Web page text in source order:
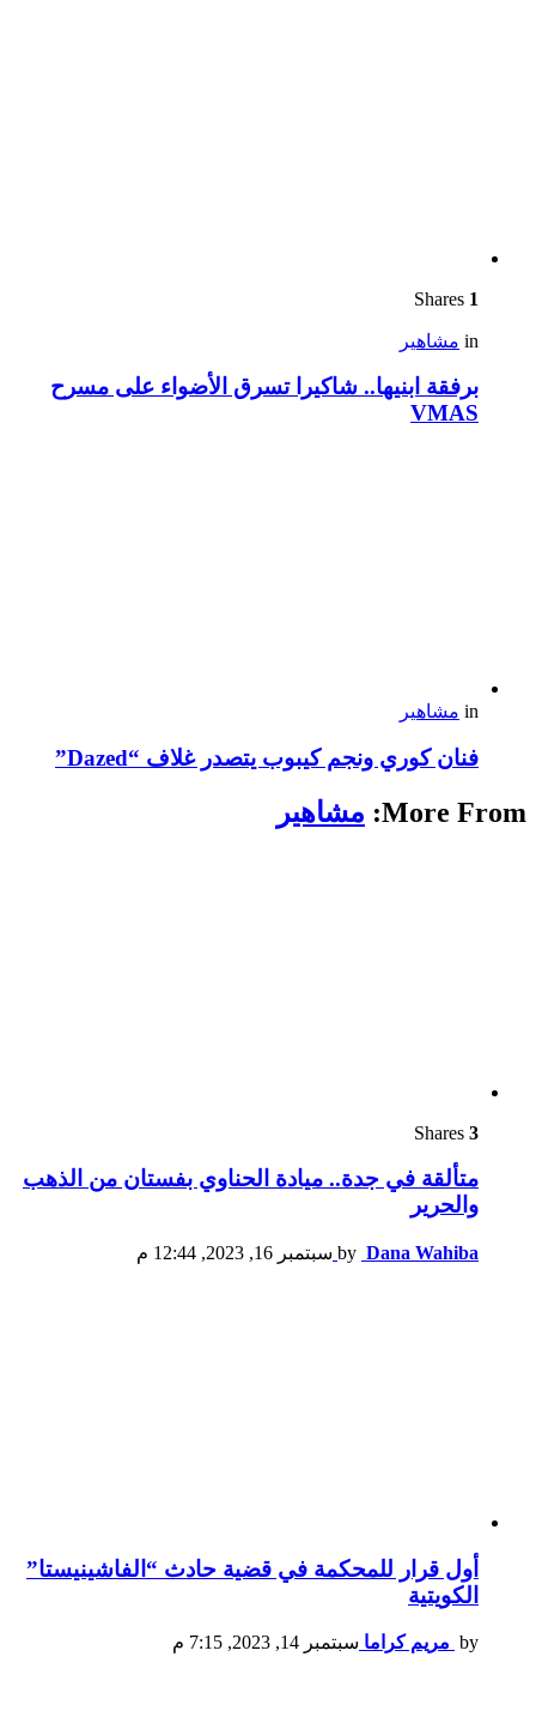
1
in مشاهير
برفقة ابنيها.. شاكيرا تسرق الأضواء على مسرح
VMAS
in مشاهير
فنان كوري ونجم كيبوب يتصدر غلاف “Dazed”
More From: مشاهير
3
متألقة في جدة.. ميادة الحناوي بفستان من الذهب
والحرير
by Dana Wahiba سبتمبر 16, 2023, 12:44 م
أول قرار للمحكمة في قضية حادث “الفاشينيستا”
الكويتية
by مريم كراما سبتمبر 14, 2023, 7:15 م